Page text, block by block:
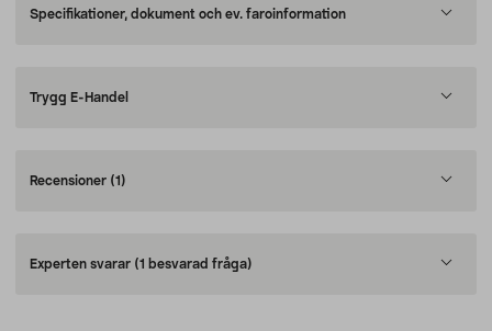
Specifikationer, dokument och ev. faroinformation
Trygg E-Handel
Recensioner (1)
Experten svarar (1 besvarad fråga)